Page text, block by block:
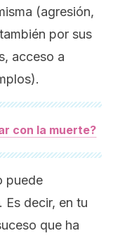
(agresión,
por sus
acceso a
con la muerte?
puede
Es decir, en tu
que ha